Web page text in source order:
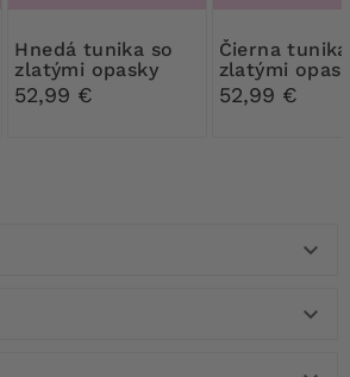
Hnedá tunika so
zlatými opasky
52,99 €
Čierna tunika so
zlatými
52,99 €

